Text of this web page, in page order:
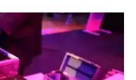
dj
, soirée ,